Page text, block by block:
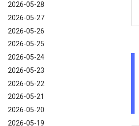
2026-05-28
2026-05-27
2026-05-26
2026-05-25
2026-05-24
2026-05-23
2026-05-22
2026-05-21
2026-05-20
2026-05-19